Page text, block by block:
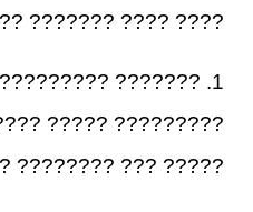
????? ??????:
??? ???? ??????
??????? ??????
??????? ?? ?????.